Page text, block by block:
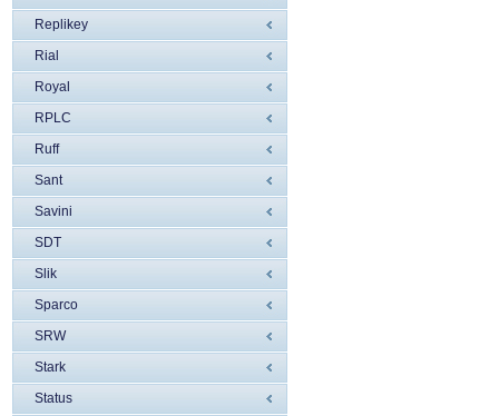
Replikey
Rial
Royal
RPLC
Ruff
Sant
Savini
SDT
Slik
Sparco
SRW
Stark
Status